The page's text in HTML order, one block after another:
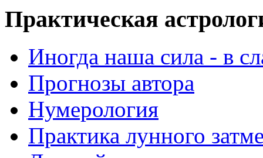
Практическая
Иногда наша сила - в
Прогнозы автора
Нумерология
Практика лунного